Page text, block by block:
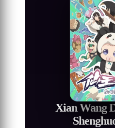
Xian Wang